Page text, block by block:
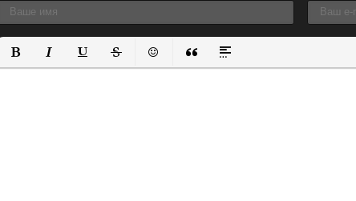
Полужирный
КурсивПодчеркнутый
ЗачеркнутыйВставить смайлик
Вставка цитаты
Вставка спойлера